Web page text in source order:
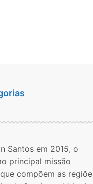
Santos em 2015, o
principal missão
compõem as